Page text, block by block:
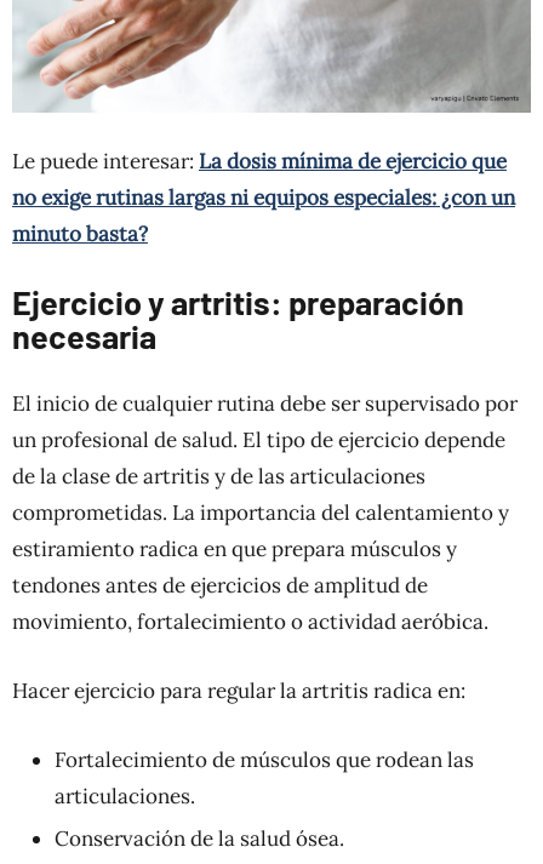
Le puede interesar: La dosis mínima de ejercicio que
no exige rutinas largas ni equipos especiales: ¿con un
minuto basta?
Ejercicio y artritis: preparación
necesaria
El inicio de cualquier rutina debe ser supervisado por
un profesional de salud. El tipo de ejercicio depende
de la clase de artritis y de las articulaciones
comprometidas. La importancia del calentamiento y
estiramiento radica en que prepara músculos y
tendones antes de ejercicios de amplitud de
movimiento, fortalecimiento o actividad aeróbica.
Hacer ejercicio para regular la artritis radica en:
Fortalecimiento de músculos que rodean las
articulaciones.
Conservación de la salud ósea.